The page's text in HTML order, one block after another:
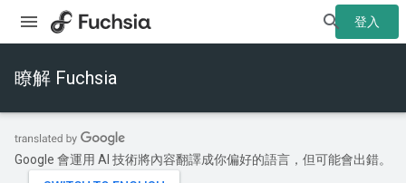
登入
瞭解 Fuchsia
Google 會運用 AI 技術將內容翻譯成你偏好的語言，但可能會出錯。